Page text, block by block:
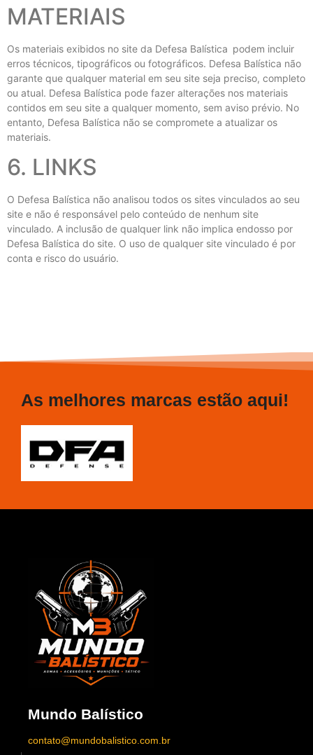
MATERIAIS
Os materiais exibidos no site da Defesa Balística podem incluir
erros técnicos, tipográficos ou fotográficos. Defesa Balística não
garante que qualquer material em seu site seja preciso, completo
ou atual. Defesa Balística pode fazer alterações nos materiais
contidos em seu site a qualquer momento, sem aviso prévio. No
entanto, Defesa Balística não se compromete a atualizar os
materiais.
6. LINKS
O Defesa Balística não analisou todos os sites vinculados ao seu
site e não é responsável pelo conteúdo de nenhum site
vinculado. A inclusão de qualquer link não implica endosso por
Defesa Balística do site. O uso de qualquer site vinculado é por
conta e risco do usuário.
As melhores marcas estão aqui!
Mundo Balístico
contato@mundobalistico.com.br